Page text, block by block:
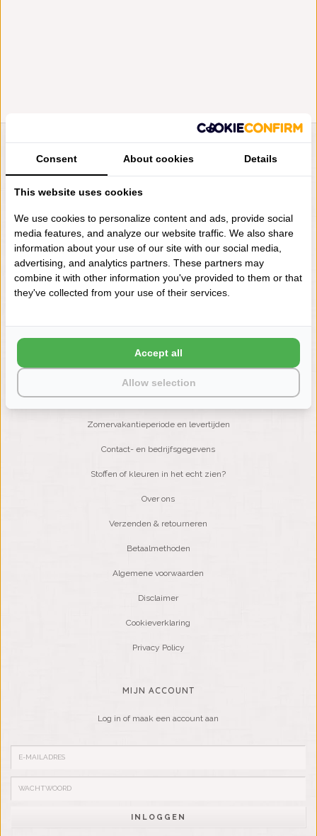
LIENSLINNENWINKEL.NL
VRAGEN? BEL DAN
+31 (0) 575 511817
NIEUWSBRIEF
Wilt u op de hoogte blijven?
Word lid van onze mailinglijst:
KLANTENSERVICE
Zomervakantieperiode en levertijden
Contact- en bedrijfsgegevens
Stoffen of kleuren in het echt zien?
Over ons
Verzenden & retourneren
Betaalmethoden
Algemene voorwaarden
Disclaimer
Cookieverklaring
Privacy Policy
MIJN ACCOUNT
Log in of maak een account aan
INLOGGEN
Consent About cookies Details
This website uses cookies
We use cookies to personalize content and ads, provide social
media features, and analyze our website traffic. We also share
information about your use of our site with our social media,
advertising, and analytics partners. These partners may
combine it with other information you've provided to them or that
they've collected from your use of their services.
Allow selection
Accept all